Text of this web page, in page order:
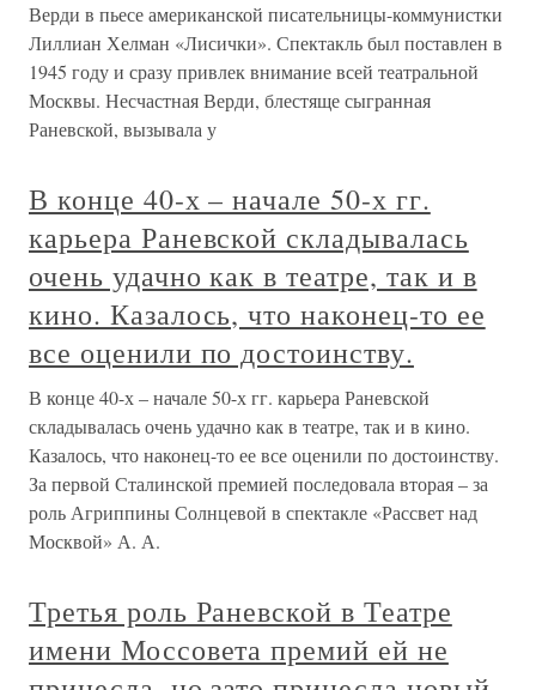
Верди в пьесе американской писательницы-коммунистки
Лиллиан Хелман «Лисички». Спектакль был поставлен в
1945 году и сразу привлек внимание всей театральной
Москвы. Несчастная Верди, блестяще сыгранная
Раневской, вызывала у
В конце 40-х – начале 50-х гг.
карьера Раневской складывалась
очень удачно как в театре, так и в
кино. Казалось, что наконец-то ее
все оценили по достоинству.
В конце 40-х – начале 50-х гг. карьера Раневской
складывалась очень удачно как в театре, так и в кино.
Казалось, что наконец-то ее все оценили по достоинству.
За первой Сталинской премией последовала вторая – за
роль Агриппины Солнцевой в спектакле «Рассвет над
Москвой» А. А.
Третья роль Раневской в Театре
имени Моссовета премий ей не